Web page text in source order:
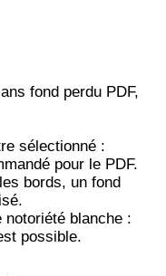
fond perdu PDF,
sélectionné :
pour le PDF.
bords, un fond
blanche :
possible.